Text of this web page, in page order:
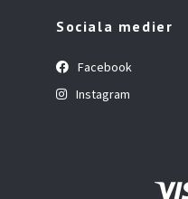
Sociala medier
Facebook
Instagram